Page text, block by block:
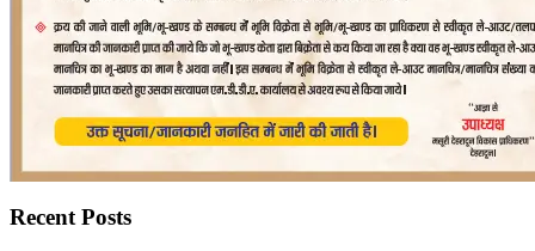
Recent Posts